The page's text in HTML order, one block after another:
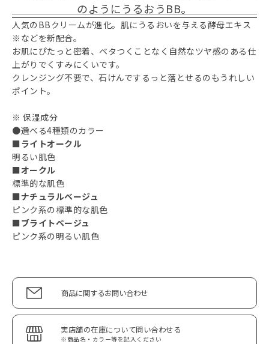
のようにうるおうBB。
人気のBBクリームが進化。肌にうるおいを与える酵母エキス
※などを新配合。
お肌にぴたっと密着、ベタつくことなく自然なツヤ感のある仕
上がりでくすみにくいです。
クレンジング不要で、石けんでするっと落とせるのもうれしい
ポイント。
※ 保湿成分
●選べる4種類のカラー
■ライトオークル
明るい肌色
■オークル
標準的な肌色
■ナチュラルベージュ
ピンク系の標準的な肌色
■ブライトベージュ
ピンク系の明るい肌色
商品に関するお問い合わせ
実店舗の在庫について問い合わせる
※商品名・カラー等を記入ください